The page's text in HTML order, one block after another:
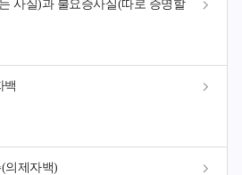
사실)과 불요증사실(따로 증명할
백
의제자백)